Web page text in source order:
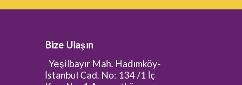
Bize Ulaşın
Yeşilbayır Mah. Hadımköy-
İstanbul Cad. No: 134 /1 İç